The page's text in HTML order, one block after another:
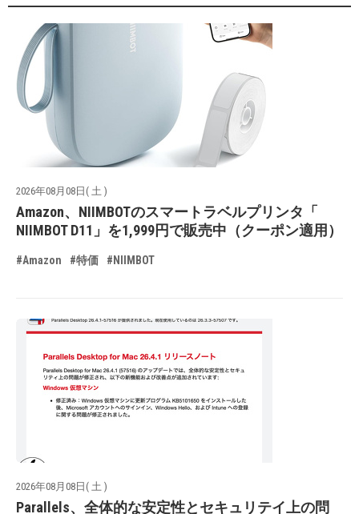
2026年08月08日( 土 )
Amazon、NIIMBOTのスマートラベルプリンタ「
NIIMBOT D11」を1,999円で販売中（クーポン適用）
#Amazon #特価 #NIIMBOT
2026年08月08日( 土 )
Parallels、全体的な安定性とセキュリテイ上の問